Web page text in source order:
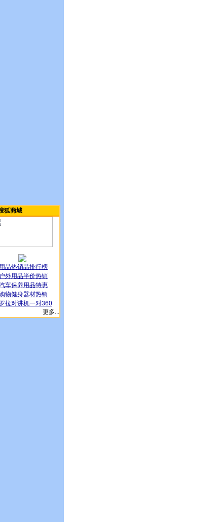
狐商城
品热销品排行榜
外用品半价热销
车保养用品特惠
物健身器材热销
拉对讲机一对360
更多...